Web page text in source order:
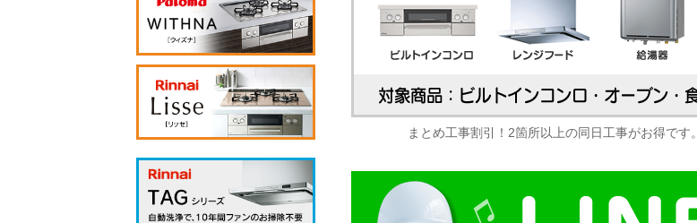
まとめ工事割引！2箇所以上の同日工事がお得です。